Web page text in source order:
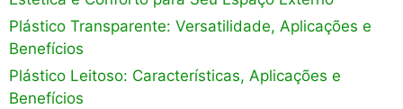
Plástico Transparente: Versatilidade, Aplicações e
Benefícios
Plástico Leitoso: Características, Aplicações e
Benefícios